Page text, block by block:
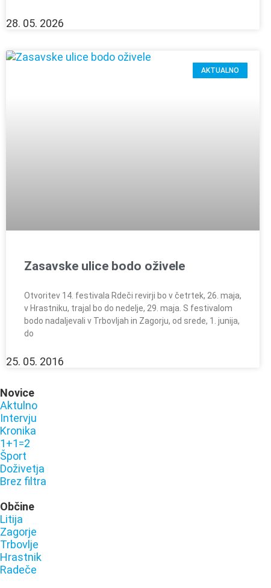
28. 05. 2026
AKTUALNO
Zasavske ulice bodo oživele
Otvoritev 14. festivala Rdeči revirji bo v četrtek, 26. maja,
v Hrastniku, trajal bo do nedelje, 29. maja. S festivalom
bodo nadaljevali v Trbovljah in Zagorju, od srede, 1. junija,
do
25. 05. 2016
Novice
Aktulno
Intervju
Kronika
1+1=2
Šport
Doživetja
Brez filtra
Občine
Litija
Zagorje
Trbovlje
Hrastnik
Radeče